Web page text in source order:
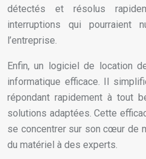
détectés et résolus
interruptions qui pourraient
l’entreprise.
Enfin, un logiciel de location
informatique efficace. Il
répondant rapidement à tout
solutions adaptées. Cette
se concentrer sur son cœur de
du matériel à des experts.